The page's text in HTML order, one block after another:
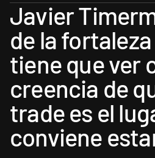
Javier
de la
tiene que ver
creencia de
trade es el
conviene